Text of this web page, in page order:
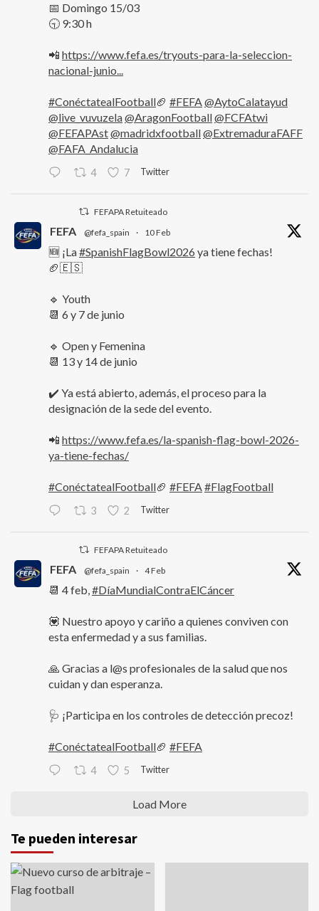
📅 Domingo 15/03
🕤 9:30 h
📲 https://www.fefa.es/tryouts-para-la-seleccion-
nacional-junio...
#ConéctatealFootball🏈 #FEFA@AytoCalatayud
@live_vuvuzela@AragonFootball@FCFAtwi
@FEFAPAst@madridxfootball@ExtremaduraFAFF
@FAFA_Andalucia
4 7 Twitter
FEFAPA Retuiteado
FEFA @fefa_spain · 10 Feb
🆕 ¡La#SpanishFlagBowl2026 ya tiene fechas!
🏈🇪🇸
🔹 Youth
📆 6 y 7 de junio
🔹 Open y Femenina
📆 13 y 14 de junio
✔️ Ya está abierto, además, el proceso para la
designación de la sede del evento.
📲 https://www.fefa.es/la-spanish-flag-bowl-2026-
ya-tiene-fechas/
#ConéctatealFootball🏈 #FEFA#FlagFootball
3 2 Twitter
FEFAPA Retuiteado
FEFA @fefa_spain · 4 Feb
📆 4 feb,#DíaMundialContraElCáncer
💟 Nuestro apoyo y cariño a quienes conviven con
esta enfermedad y a sus familias.
🙏 Gracias a l@s profesionales de la salud que nos
cuidan y dan esperanza.
🩺 ¡Participa en los controles de detección precoz!
#ConéctatealFootball🏈 #FEFA
4 5 Twitter
Load More
Te pueden interesar